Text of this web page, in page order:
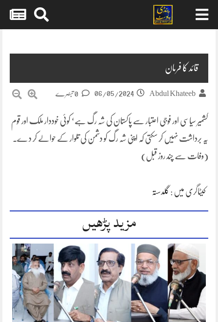
قائد کا فرمان
Abdul Khateeb
06/05/2024
کشمیر سیاسی اور فوجی اعتبار سے پاکستان کی شہ رگ ہے‘ کوئی خوددار ملک اور قوم
یہ برداشت نہیں کر سکتی کہ اپنی شہ رگ کو دشمن کی تلوار کے حوالے کر د ے۔
(وفات سے چند روز قبل)
کیٹاگری میں : گلدستہ
مزید پڑھیں